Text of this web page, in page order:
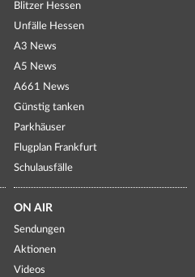
Blitzer Hessen
Unfälle Hessen
A3 News
A5 News
A661 News
Günstig tanken
Parkhäuser
Flugplan Frankfurt
Schulausfälle
ON AIR
Sendungen
Aktionen
Videos